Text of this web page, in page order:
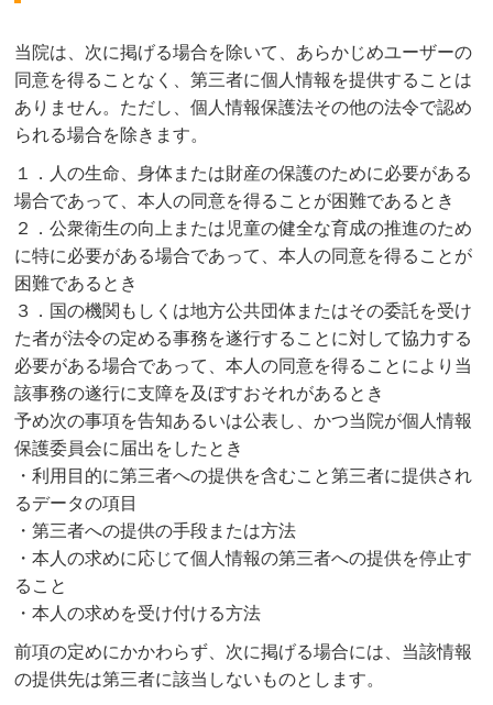
当院は、次に掲げる場合を除いて、あらかじめユーザーの
同意を得ることなく、第三者に個人情報を提供することは
ありません。ただし、個人情報保護法その他の法令で認め
られる場合を除きます。
１．人の生命、身体または財産の保護のために必要がある
場合であって、本人の同意を得ることが困難であるとき
２．公衆衛生の向上または児童の健全な育成の推進のため
に特に必要がある場合であって、本人の同意を得ることが
困難であるとき
３．国の機関もしくは地方公共団体またはその委託を受け
た者が法令の定める事務を遂行することに対して協力する
必要がある場合であって、本人の同意を得ることにより当
該事務の遂行に支障を及ぼすおそれがあるとき
予め次の事項を告知あるいは公表し、かつ当院が個人情報
保護委員会に届出をしたとき
・利用目的に第三者への提供を含むこと第三者に提供され
るデータの項目
・第三者への提供の手段または方法
・本人の求めに応じて個人情報の第三者への提供を停止す
ること
・本人の求めを受け付ける方法
前項の定めにかかわらず、次に掲げる場合には、当該情報
の提供先は第三者に該当しないものとします。